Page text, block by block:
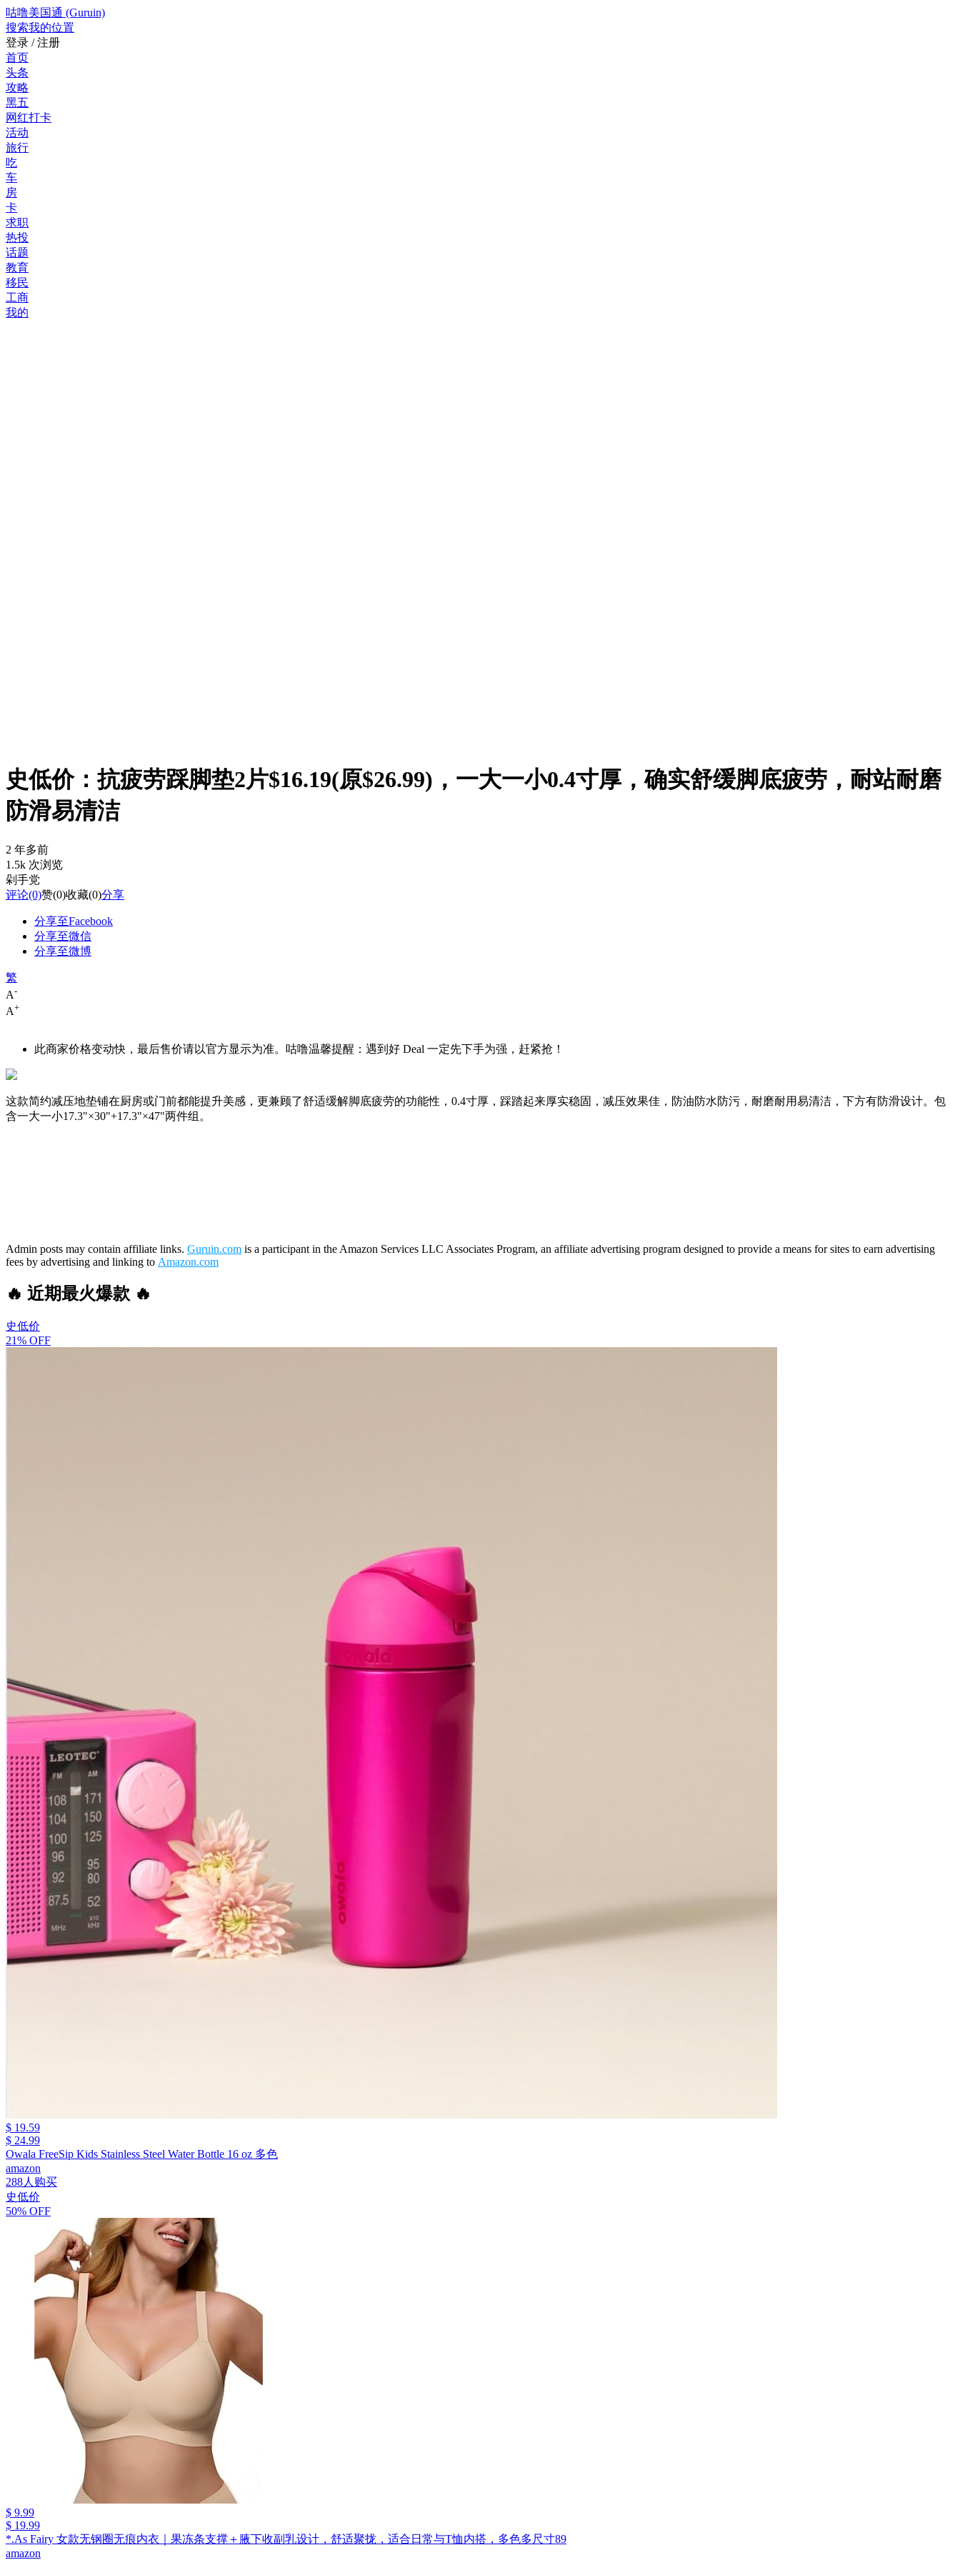
咕噜美国通 (Guruin)
搜索我的位置
登录 / 注册
首页
头条
攻略
黑五
网红打卡
活动
旅行
吃
车
房
卡
求职
热投
话题
教育
移民
工商
我的
史低价：抗疲劳踩脚垫2片$16.19(原$26.99)，一大一小0.4寸厚，确实舒缓脚底疲劳，耐站耐磨
防滑易清洁
2 年多前
1.5k 次浏览
剁手党
评论(0)赞(0)收藏(0)分享
分享至Facebook
分享至微信
分享至微博
繁
A-
A+
此商家价格变动快，最后售价请以官方显示为准。咕噜温馨提醒：遇到好 Deal 一定先下手为强，赶紧抢！
这款简约减压地垫铺在厨房或门前都能提升美感，更兼顾了舒适缓解脚底疲劳的功能性，0.4寸厚，踩踏起来厚实稳固，减压效果佳，防油防水防污，耐磨耐用易清洁，下方有防滑设计。包
含一大一小17.3"×30"+17.3"×47"两件组。
Admin posts may contain affiliate links. Guruin.com is a participant in the Amazon Services LLC Associates Program, an affiliate advertising program designed to provide a means for sites to earn advertising
fees by advertising and linking to Amazon.com
🔥 近期最火爆款 🔥
史低价
21% OFF
$ 19.59
$ 24.99
Owala FreeSip Kids Stainless Steel Water Bottle 16 oz 多色
amazon
288人购买
史低价
50% OFF
$ 9.99
$ 19.99
*.As Fairy 女款无钢圈无痕内衣｜果冻条支撑＋腋下收副乳设计，舒适聚拢，适合日常与T恤内搭，多色多尺寸89
amazon